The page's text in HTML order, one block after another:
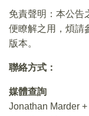
免責聲明：本公告
便瞭解之用，煩請
版本。
聯絡方式：
媒體查詢
Jonathan Marder